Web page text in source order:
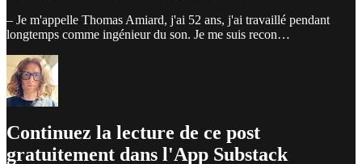
– Je m'appelle Thomas Amiard, j'ai 52 ans, j'ai travaillé pendant
longtemps comme ingénieur du son. Je me suis recon…
Continuez la lecture de ce post
gratuitement dans l'App Substack